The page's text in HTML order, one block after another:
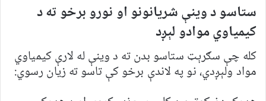
ستاسو د وینې شریانونو او نورو برخو ته د
کیمیاوي موادو لېږد
کله چې سګرېټ ستاسو بدن ته د وینې له لارې کیمیاوي
مواد ولېږدي، نو په لاندې برخو کې تاسو ته زیان رسوي: